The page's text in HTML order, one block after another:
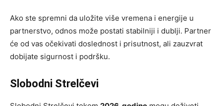
Ako ste spremni da uložite više vremena i energije u
partnerstvo, odnos može postati stabilniji i dublji. Partner
će od vas očekivati doslednost i prisutnost, ali zauzvrat
dobijate sigurnost i podršku.
Slobodni Strelčevi